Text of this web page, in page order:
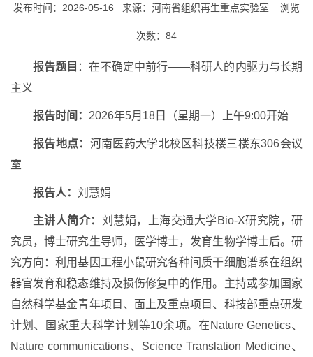
发布时间：2026-05-16 来源：河南省组织再生重点实验室 浏览
次数： 84
报告题目 ：在不确定中前行——科研人的内驱力与长期
主义
报告时间： 2026年5月18日（星期一）上午9:00开始
报告地点： 河南医药大学北校区科技楼三楼东306会议
室
报告人： 刘慧娟
主讲人简介： 刘慧娟，上海交通大学Bio-X研究院，研
究员，博士研究生导师，医学博士，发育生物学博士后。研
究方向：利用基因工程小鼠研究各种间质干细胞谱系在组织
器官发育和稳态维持及损伤修复中的作用。主持或参加国家
自然科学基金青年项目、面上及重点项目、科技部重点研发
计划、国家重大科学计划等10余项。在Nature Genetics、
Nature communications、Science Translation Medicine、